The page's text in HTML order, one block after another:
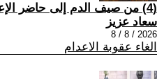
(4) من صيف الدم إلى حاضر الإعدامات
سعاد عزيز
2026 / 8 / 8
الغاء عقوبة الاعدام